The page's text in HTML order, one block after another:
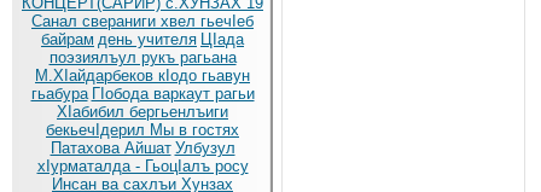
Санал свераниги хвел гьечIеб
байрам день учителя ЦIада
поэзиялъул рукъ рагьана
М.ХIайдарбеков кIодо гьавун
гьабура ГIобода варкаут рагьи
ХIабибил бергьенлъиги
бекьечIдерил Мы в гостях
Патахова Айшат Улбузул
хIурматалда - ГьоцIалъ росу
Инсан ва сахлъи Хунзах